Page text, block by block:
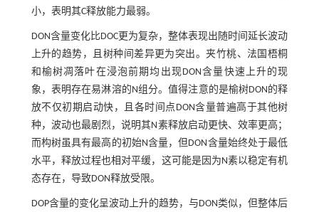
小，表明其C释放能力最弱。
DON含量变化比DOC更为复杂，整体表现出随时间延长波动
上升的趋势，且树种间差异更为突出。夹竹桃、法国梧桐
和榆树凋落叶在浸泡前期均出现DON含量快速上升的现
象，表明存在易淋溶的N组分。值得注意的是榆树DON的释
放不仅初期启动快，且各时间点DON含量普遍高于其他树
种，波动也最剧烈，说明其N素释放启动更快、效率更高；
而构树虽具有最高的初始N含量，但DON含量始终处于最低
水平，释放过程也相对平缓，这可能是因为N素以稳定有机
态存在，导致DON释放受限。
DOP含量的变化呈波动上升的趋势，与DON类似，但整体后